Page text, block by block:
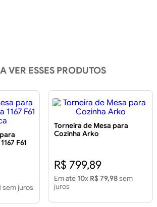
VER ESSES PRODUTOS
F61
sem juros
Torneira de Mesa para
Cozinha Arko
R$ 799,89
Em até 10x R$ 79,98sem
juros